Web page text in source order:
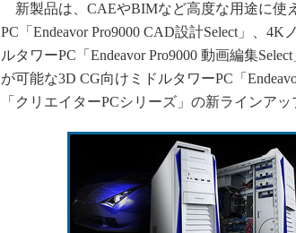
新製品は、CAEやBIMなど高度な用途に使
PC「Endeavor Pro9000 CAD設計Select」、
ルタワーPC「Endeavor Pro9000 動画編集
が可能な3D CG向けミドルタワーPC「
「クリエイターPCシリーズ」の新ラインア